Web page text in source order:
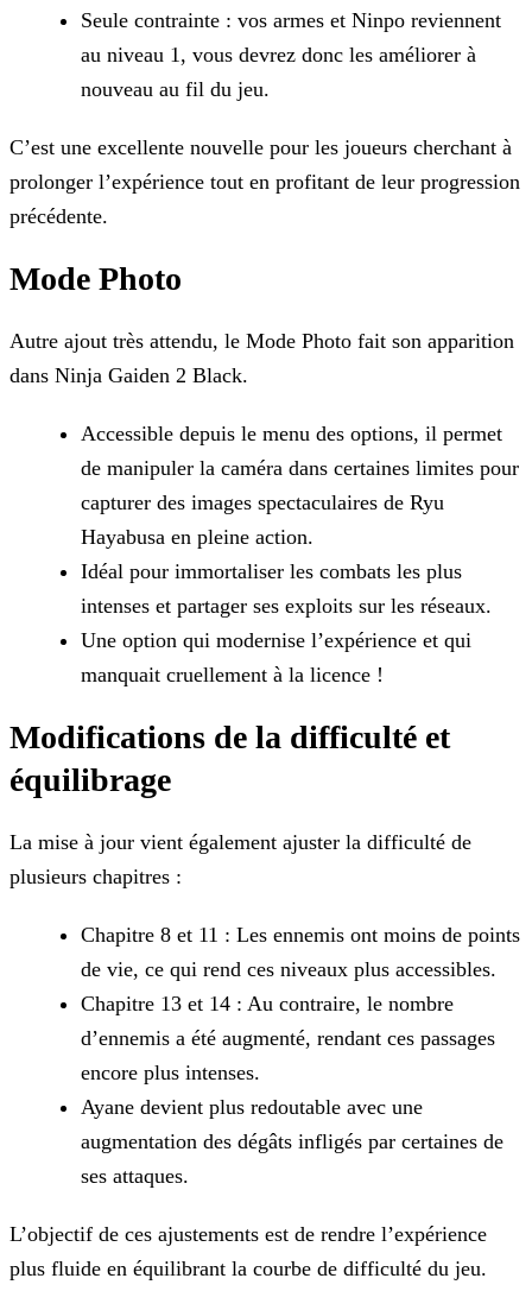
Seule contrainte : vos armes et Ninpo reviennent
au niveau 1, vous devrez donc les améliorer à
nouveau au fil du jeu.
C’est une excellente nouvelle pour les joueurs cherchant à
prolonger l’expérience tout en profitant de leur progression
précédente.
Mode Photo
Autre ajout très attendu, le Mode Photo fait son apparition
dans Ninja Gaiden 2 Black.
Accessible depuis le menu des options, il permet
de manipuler la caméra dans certaines limites pour
capturer des images spectaculaires de Ryu
Hayabusa en pleine action.
Idéal pour immortaliser les combats les plus
intenses et partager ses exploits sur les réseaux.
Une option qui modernise l’expérience et qui
manquait cruellement à la licence !
Modifications de la difficulté et
équilibrage
La mise à jour vient également ajuster la difficulté de
plusieurs chapitres :
Chapitre 8 et 11 : Les ennemis ont moins de points
de vie, ce qui rend ces niveaux plus accessibles.
Chapitre 13 et 14 : Au contraire, le nombre
d’ennemis a été augmenté, rendant ces passages
encore plus intenses.
Ayane devient plus redoutable avec une
augmentation des dégâts infligés par certaines de
ses attaques.
L’objectif de ces ajustements est de rendre l’expérience
plus fluide en équilibrant la courbe de difficulté du jeu.